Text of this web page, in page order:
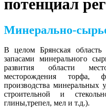
потенциал
Минерально-
В целом Брянская область
запасами минерального
развития области
месторождения торфа,
производства минеральных
строительной и
глины,трепел, мел и т.д.).